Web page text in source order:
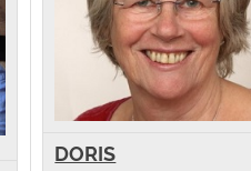
DORIS